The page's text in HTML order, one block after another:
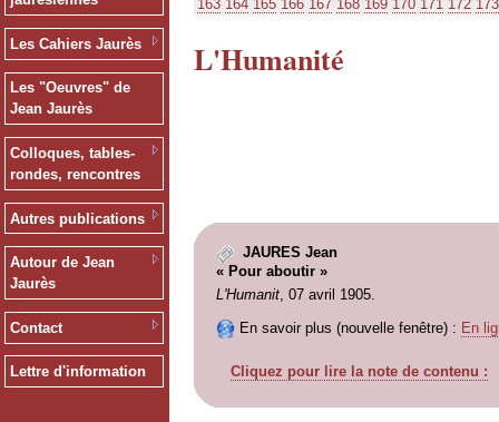
Les Cahiers Jaurès
Les "Oeuvres" de
Jean Jaurès
Colloques, tables-
rondes, rencontres
Autres publications
Autour de Jean
Jaurès
Contact
Lettre d'information
163 164 165 166 167 168 169 170 171 172 173
L'Humanité
JAURES Jean
« Pour aboutir »
L'Humanit, 07 avril 1905.
En savoir plus (nouvelle fenêtre) : En
Cliquez pour lire la note de contenu :